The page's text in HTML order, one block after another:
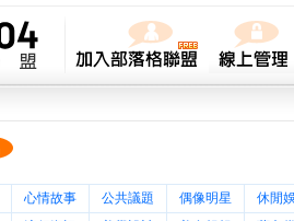
心情故事 公共議題 偶像明星
休閒